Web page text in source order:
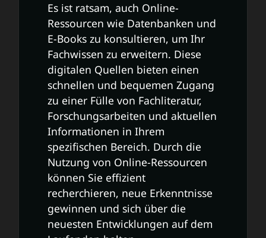
Es ist ratsam, auch Online-
Ressourcen wie Datenbanken und
E-Books zu konsultieren, um Ihr
Fachwissen zu erweitern. Diese
digitalen Quellen bieten einen
schnellen und bequemen Zugang
zu einer Fülle von Fachliteratur,
Forschungsarbeiten und aktuellen
Informationen in Ihrem
spezifischen Bereich. Durch die
Nutzung von Online-Ressourcen
können Sie effizient
recherchieren, neue Erkenntnisse
gewinnen und sich über die
neuesten Entwicklungen auf dem